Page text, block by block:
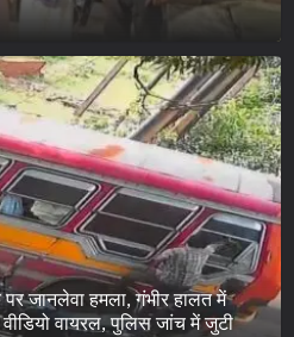
जानलेवा हमला, गंभीर हालत में
वीडियो वायरल, पुलिस जांच में जुटी